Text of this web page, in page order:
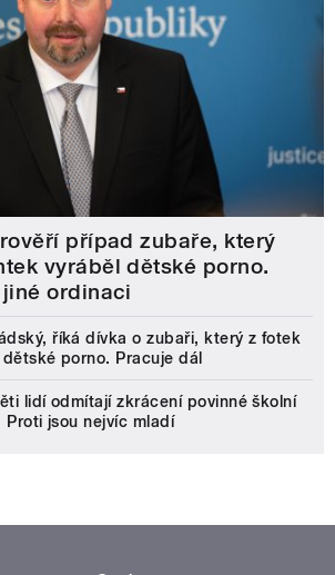
případ zubaře, který
vyráběl dětské porno.
ordinaci
říká dívka o zubaři, který z fotek
porno. Pracuje dál
lidí odmítají zkrácení povinné školní
jsou nejvíc mladí